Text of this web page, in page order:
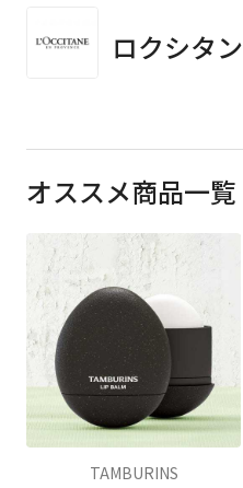
ロクシタン
オススメ商品一覧
TAMBURINS